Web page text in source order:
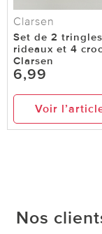
Clarsen
Set de 2
rideaux et 4
Clarsen
6,99
Voir
Nos